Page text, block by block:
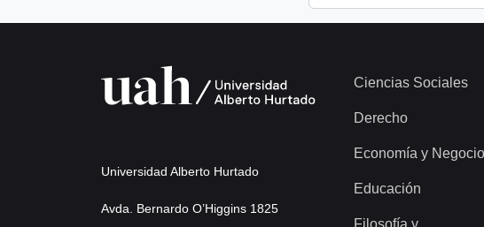
Universidad Alberto Hurtado
Avda. Bernardo O’Higgins 1825
Ciencias Sociales
Derecho
Economía y
Educación
Filosofía y